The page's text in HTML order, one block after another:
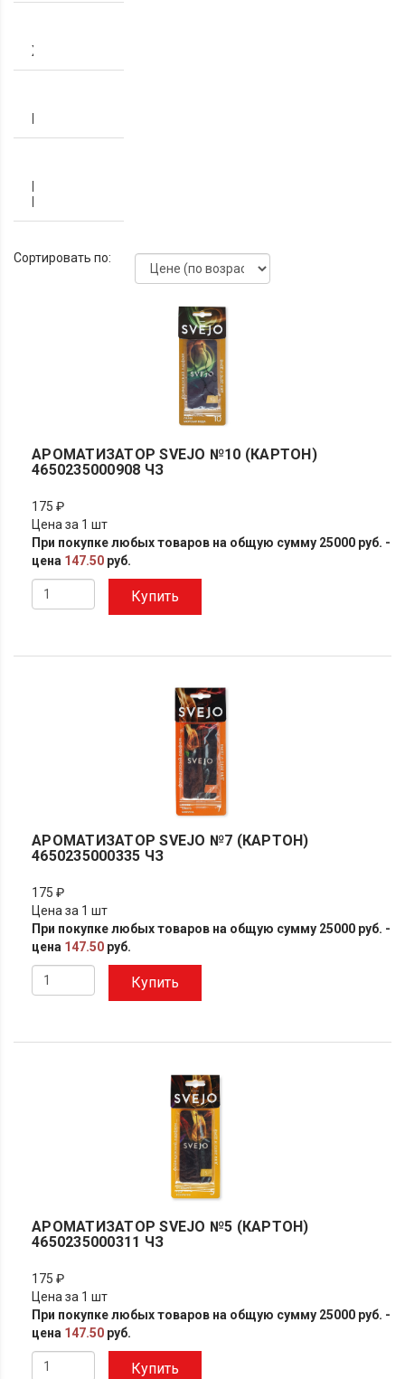
ЖИДКИЕ
КАРТОННЫЕ
НА
ПЕЧКУ
Сортировать по:
АРОМАТИЗАТОР SVEJO №10 (КАРТОН)
4650235000908 ЧЗ
175 ₽
Цена за 1 шт
При покупке любых товаров на общую сумму 25000 руб. -
цена 147.50 руб.
Купить
АРОМАТИЗАТОР SVEJO №7 (КАРТОН)
4650235000335 ЧЗ
175 ₽
Цена за 1 шт
При покупке любых товаров на общую сумму 25000 руб. -
цена 147.50 руб.
Купить
АРОМАТИЗАТОР SVEJO №5 (КАРТОН)
4650235000311 ЧЗ
175 ₽
Цена за 1 шт
При покупке любых товаров на общую сумму 25000 руб. -
цена 147.50 руб.
Купить